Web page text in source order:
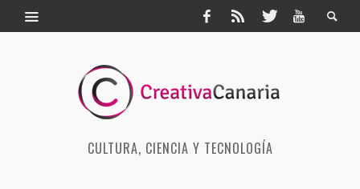
CULTURA, CIENCIA Y TECNOLOGÍA